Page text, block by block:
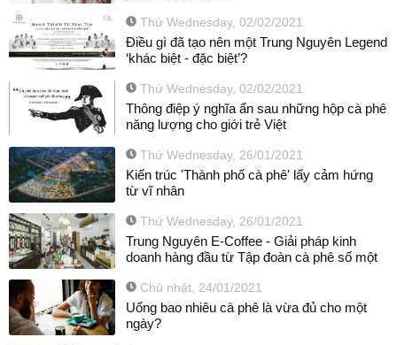
Thứ Wednesday, 02/02/2021
Điều gì đã tạo nên một Trung Nguyên Legend
‘khác biệt - đặc biệt’?
Thứ Wednesday, 02/02/2021
Thông điệp ý nghĩa ẩn sau những hộp cà phê
năng lượng cho giới trẻ Việt
Thứ Wednesday, 26/01/2021
Kiến trúc 'Thành phố cà phê' lấy cảm hứng
từ vĩ nhân
Thứ Wednesday, 26/01/2021
Trung Nguyên E-Coffee - Giải pháp kinh
doanh hàng đầu từ Tập đoàn cà phê số một
Chủ nhật, 24/01/2021
Uống bao nhiêu cà phê là vừa đủ cho một
ngày?